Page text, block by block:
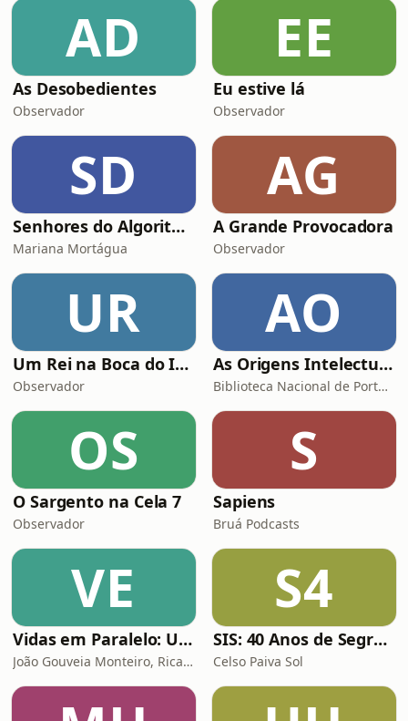
AD
As Desobedientes
Observador
EE
Eu estive lá
Observador
SD
Senhores do Algoritmo
Mariana Mortágua
AG
A Grande Provocadora
Observador
UR
Um Rei na Boca do Inferno
Observador
AO
As Origens Intelectuais da Revolução
Biblioteca Nacional de Portugal
OS
O Sargento na Cela 7
Observador
S
Sapiens
Bruá Podcasts
VE
Vidas em Paralelo: Um Podcast com História
João Gouveia Monteiro, Ricardo Venâncio
S4
SIS: 40 Anos de Segredos
Celso Paiva Sol